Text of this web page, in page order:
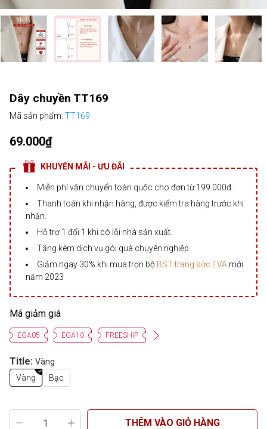
Dây chuyền TT169
Mã sản phẩm: TT169
69.000₫
KHUYẾN MÃI - ƯU ĐÃI
Miễn phí vận chuyển toàn quốc cho đơn từ 199.000đ.
Thanh toán khi nhận hàng, được kiểm tra hàng trước khi
nhận.
Hỗ trợ 1 đổi 1 khi có lỗi nhà sản xuất.
Tặng kèm dịch vụ gói quà chuyên nghiệp
Giảm ngay 30% khi mua trọn bộ BST trang sức EVA mới
năm 2023
Mã giảm giá
EGA05 EGA10 FREESHIP
Title: Vàng
Vàng
Bạc
THÊM VÀO GIỎ HÀNG